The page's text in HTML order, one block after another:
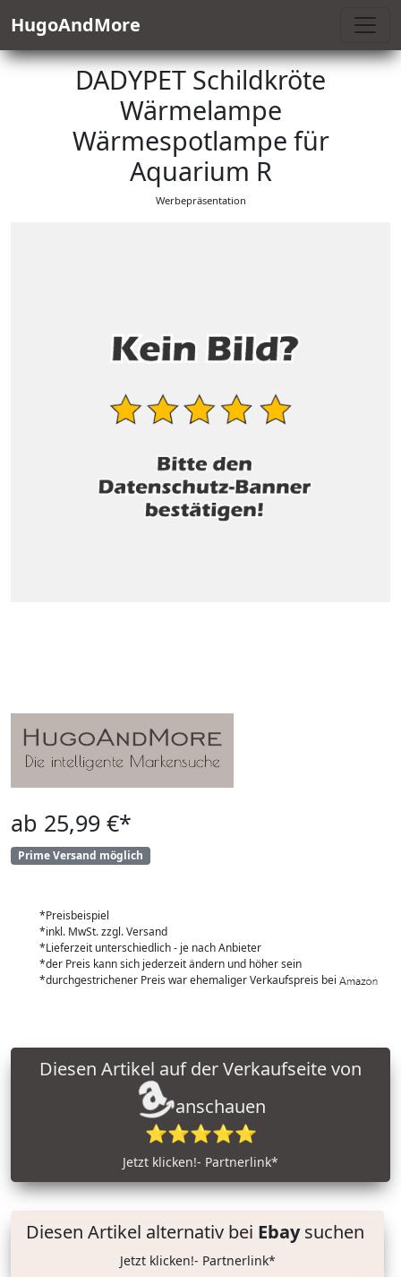
HugoAndMore
DADYPET Schildkröte
Wärmelampe
Wärmespotlampe für
Aquarium R
Werbepräsentation
ab 25,99 €*
Prime Versand möglich
*Preisbeispiel
*inkl. MwSt. zzgl. Versand
*Lieferzeit unterschiedlich - je nach Anbieter
*der Preis kann sich jederzeit ändern und höher sein
*durchgestrichener Preis war ehemaliger Verkaufspreis bei
anschauen
⭐⭐⭐⭐⭐
Jetzt klicken!- Partnerlink*
Diesen Artikel alternativ bei Ebaysuchen
Jetzt klicken!- Partnerlink*